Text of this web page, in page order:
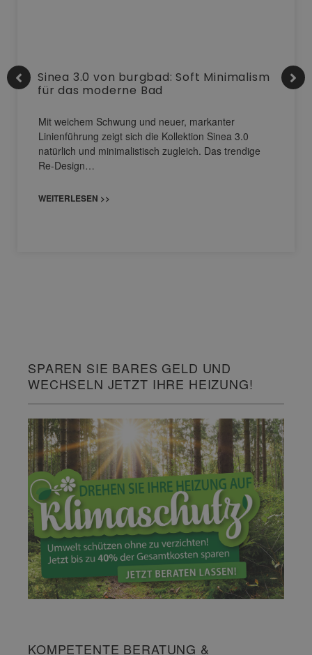
Sinea 3.0 von burgbad: Soft Minimalism
für das moderne Bad
Mit weichem Schwung und neuer, markanter
Linienführung zeigt sich die Kollektion Sinea 3.0
natürlich und minimalistisch zugleich. Das trendige
Re-Design…
WEITERLESEN >>
SPAREN SIE BARES GELD UND
WECHSELN JETZT IHRE HEIZUNG!
KOMPETENTE BERATUNG &